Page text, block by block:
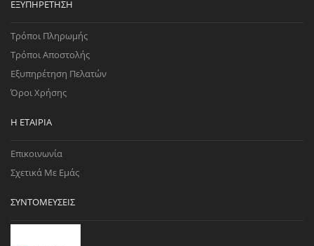
ΕΞΥΠΗΡΈΤΗΣΗ
Τρόποι Πληρωμής
Τρόποι Αποστολής
Εξυπηρέτηση Πελατών
Όροι Χρήσης
Η ΕΤΑΙΡΊΑ
Επικοινωνία
Σχετικά Με Εμάς
ΣΥΝΤΟΜΕΎΣΕΙΣ